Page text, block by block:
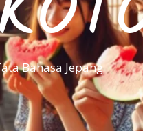
Bahasa Jepang